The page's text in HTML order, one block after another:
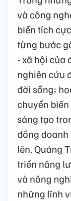
và công
biến tích
từng bước
- xã hội của
nghiên cứu
đời sống;
chuyển
sáng tạo
đồng
lên. Quảng
triển năng
và nông
những lĩnh